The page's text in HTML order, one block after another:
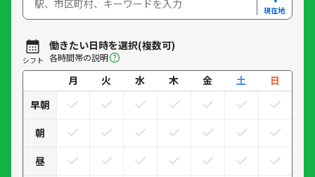
現在地
シフト
働きたい日時を選択(複数可)
各時間帯の説明
月 火 水 木 金 土
日
早朝
朝
昼